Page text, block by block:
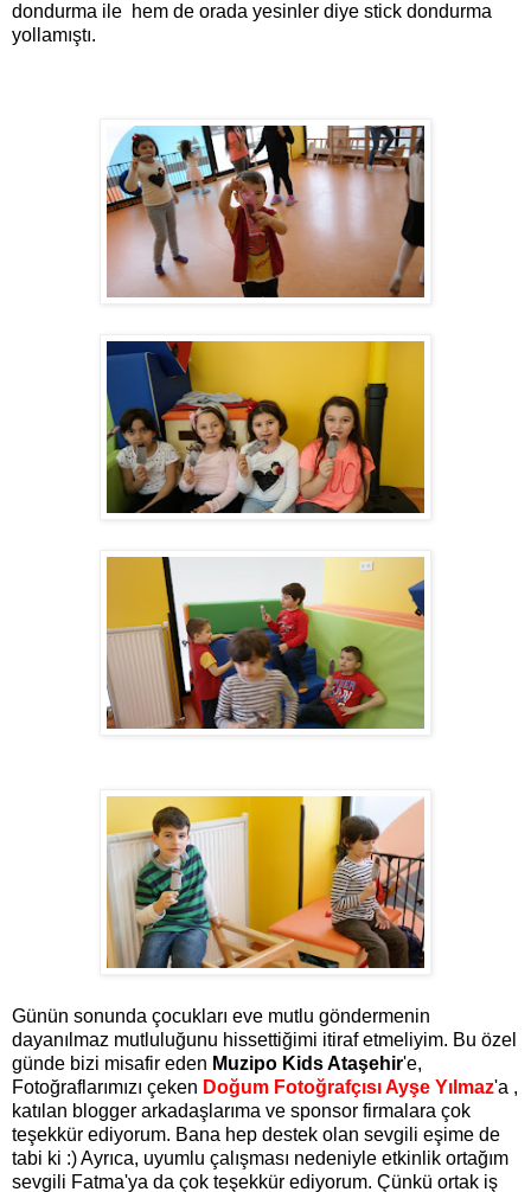
dondurma ile hem de orada yesinler diye stick dondurma
yollamıştı.
Günün sonunda çocukları eve mutlu göndermenin
dayanılmaz mutluluğunu hissettiğimi itiraf etmeliyim. Bu özel
günde bizi misafir eden Muzipo Kids Ataşehir'e,
Fotoğraflarımızı çeken Doğum Fotoğrafçısı Ayşe Yılmaz'a ,
katılan blogger arkadaşlarıma ve sponsor firmalara çok
teşekkür ediyorum. Bana hep destek olan sevgili eşime de
tabi ki :) Ayrıca, uyumlu çalışması nedeniyle etkinlik ortağım
sevgili Fatma'ya da çok teşekkür ediyorum. Çünkü ortak iş